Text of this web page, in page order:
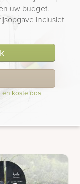
uw budget.
inclusief
kosteloos